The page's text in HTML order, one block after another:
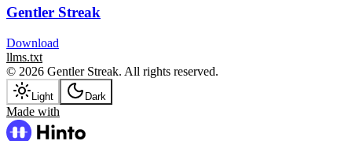
Gentler Streak
Download
llms.txt
© 2026 Gentler Streak. All rights reserved.
Light Dark
Made with